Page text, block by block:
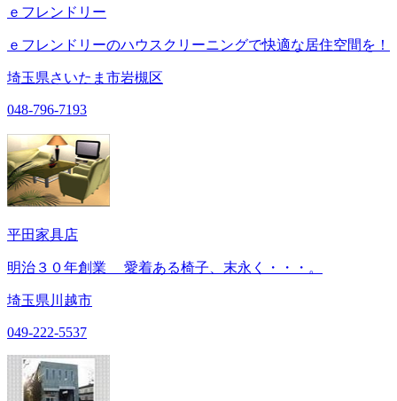
ｅフレンドリー
ｅフレンドリーのハウスクリーニングで快適な居住空間を！
埼玉県さいたま市岩槻区
048-796-7193
平田家具店
明治３０年創業 愛着ある椅子、末永く・・・。
埼玉県川越市
049-222-5537